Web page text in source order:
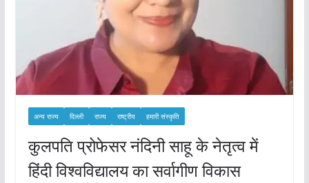
अन्य राज्य दिल्ली राज्य राष्ट्रीय हमारी संस्कृति
कुलपति प्रोफेसर नंदिनी साहू के नेतृत्व में
हिंदी विश्वविद्यालय का सर्वागीण विकास